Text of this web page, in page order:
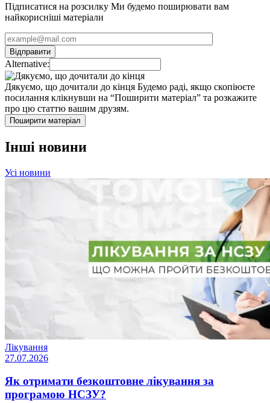
Підписатися на розсилку Ми будемо поширювати вам
найкорисніші матеріали
Alternative:
Дякуємо, що дочитали до кінця Будемо раді, якщо скопіюєте
посилання клікнувши на “Поширити матеріал” та розкажите
про цю статтю вашим друзям.
Поширити матеріал
Інші новини
Усі новини
Лікування
27.07.2026
Як отримати безкоштовне лікування за
програмою НСЗУ?